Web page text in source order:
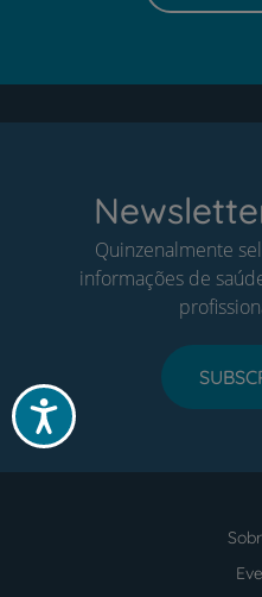
Acessibilidade
Quinzenalmente
informações de